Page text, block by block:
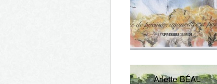
Sauve-toi Girafe